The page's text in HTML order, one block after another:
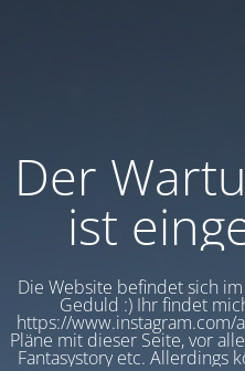
Der
ist
Die Website befindet sich
Geduld :) Ihr findet
https://www.instagram.com/
Pläne mit dieser Seite, vor
Fantasystory etc. Allerdings